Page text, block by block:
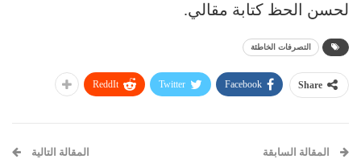
لحسن الحظ كتابة مقالي.
التصرفات الخاطئة
Share
Facebook
Twitter
ReddIt
المقالة السابقة المقالة التالية